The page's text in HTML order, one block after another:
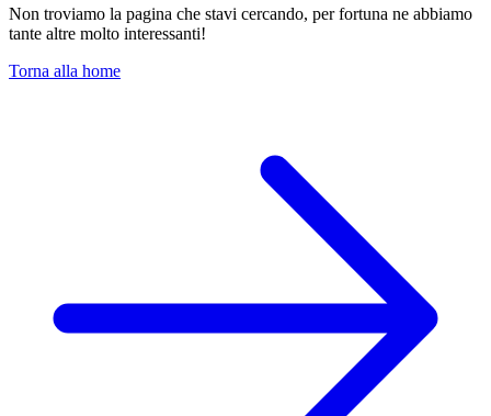
Non troviamo la pagina che stavi cercando, per fortuna ne abbiamo
tante altre molto interessanti!
Torna alla home